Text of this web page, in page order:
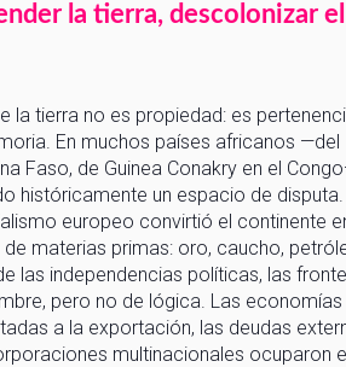
la tierra, descolonizar el
la tierra no es propiedad: es
En muchos países africanos —del
Faso, de Guinea Conakry en el
históricamente un espacio de disputa.
europeo convirtió el continente
materias primas: oro, caucho,
las independencias políticas, las
pero no de lógica. Las economías
a la exportación, las deudas
multinacionales ocuparon